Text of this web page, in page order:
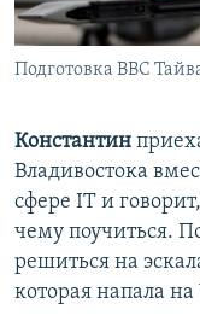
Подготовка ВВС
Константин
Владивостока
сфере IT и
чему поучиться.
решиться на
которая напала